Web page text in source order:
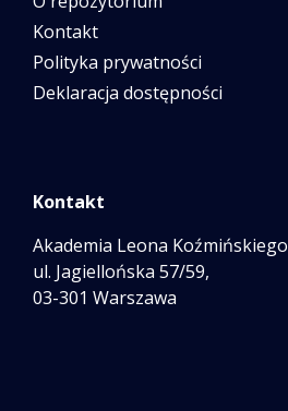
Kontakt
Polityka prywatności
Deklaracja dostępności
Kontakt
Akademia Leona Koźmińskiego
ul. Jagiellońska 57/59,
03-301 Warszawa